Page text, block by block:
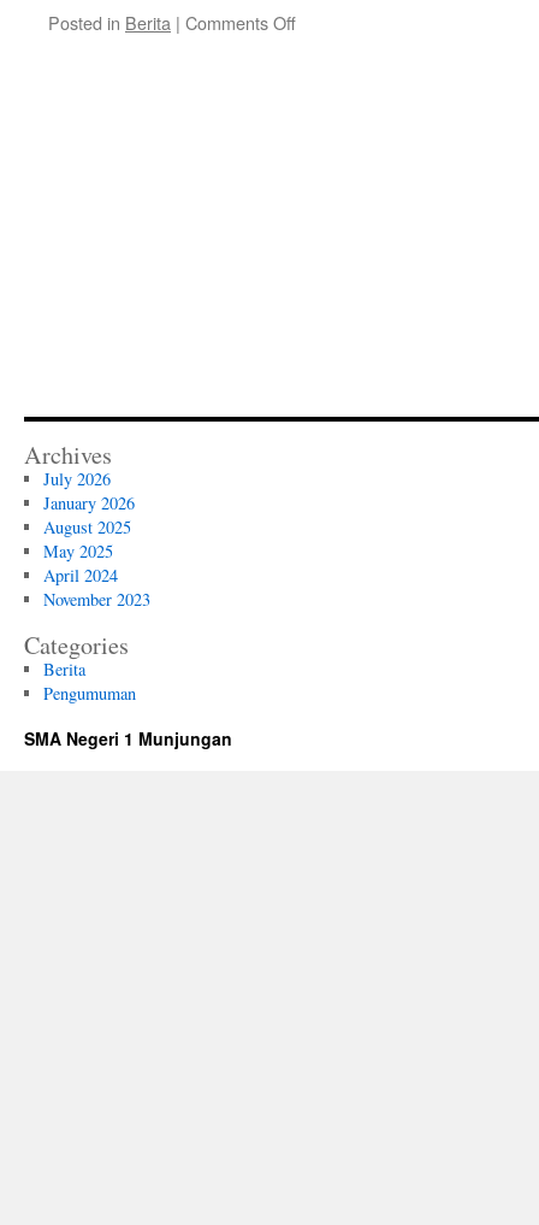
Posted in Berita | Comments Offon
Archives
July 2026
January 2026
August 2025
May 2025
April 2024
November 2023
Categories
Berita
Pengumuman
SMA Negeri 1 Munjungan